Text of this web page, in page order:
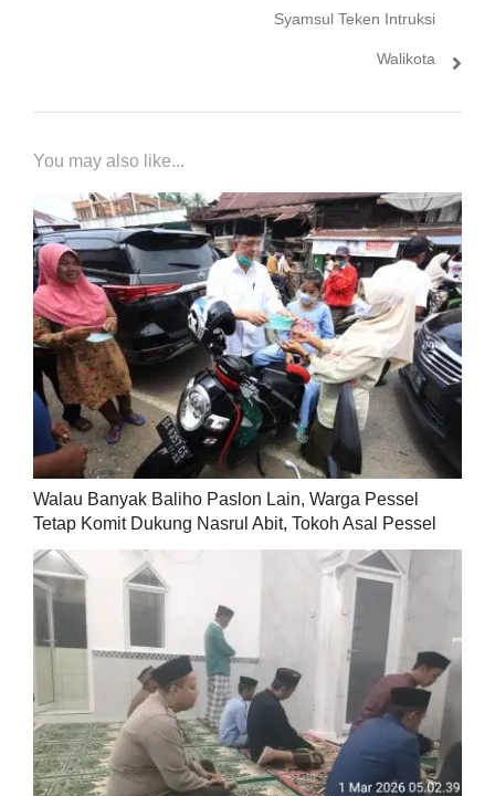
Syamsul Teken Intruksi
Walikota
You may also like...
Walau Banyak Baliho Paslon Lain, Warga Pessel
Tetap Komit Dukung Nasrul Abit, Tokoh Asal Pessel